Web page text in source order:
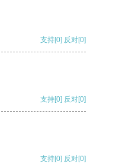
支持[0] 反对[0]
支持[0] 反对[0]
支持[0] 反对[0]